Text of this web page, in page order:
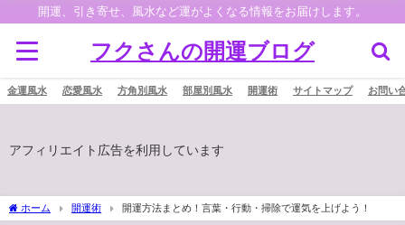
開運、引き寄せ、風水など運がよくなる情報をお届けします。
フクさんの開運ブログ
金運風水 恋愛風水 方角別風水 部屋別風水 開運術 サイトマップ お問い
アフィリエイト広告を利用しています
ホーム 開運術 開運方法まとめ！言葉・行動・掃除で運気を上げよう！